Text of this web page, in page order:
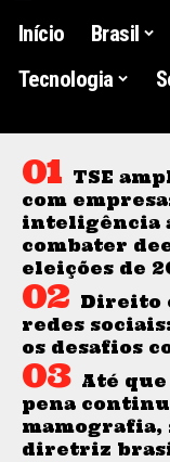
Início Brasil
Tecnologia
TSE
com
inteligência
combater
eleições de
Direito
redes
os desafios
Até
pena
mamografia,
diretriz